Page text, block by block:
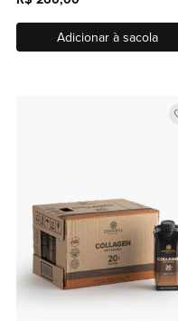
Adicionar à sacola